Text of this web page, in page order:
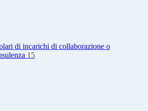
di incarichi di collaborazione o
15